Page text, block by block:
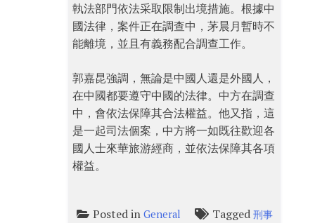
執法部門依法采取限制出境措施。根據中
國法律，案件正在調查中，茅晨月暫時不
能離境，並且有義務配合調查工作。
郭嘉昆強調，無論是中國人還是外國人，
在中國都要遵守中國的法律。中方在調查
中，會依法保障其合法權益。他又指，這
是一起司法個案，中方將一如既往歡迎各
國人士來華旅游經商，並依法保障其各項
權益。
Posted in General Tagged 刑事